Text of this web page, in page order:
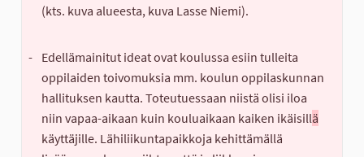
(kts. kuva alueesta, kuva Lasse Niemi).
- Edellämainitut ideat ovat koulussa esiin tulleita
oppilaiden toivomuksia mm. koulun oppilaskunnan
hallituksen kautta. Toteutuessaan niistä olisi iloa
niin vapaa-aikaan kuin kouluaikaan kaiken ikäisillä
käyttäjille. Lähiliikuntapaikkoja kehittämällä